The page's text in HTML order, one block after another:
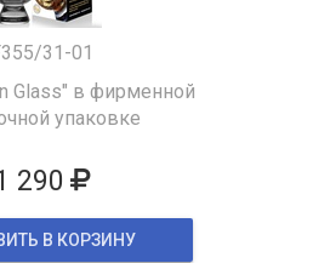
31-01
Glass" в фирменной
упаковке
290
В КОРЗИНУ